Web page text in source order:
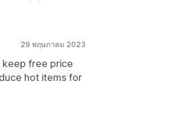
29 พฤษภาคม 2023
keep free price
hot items for